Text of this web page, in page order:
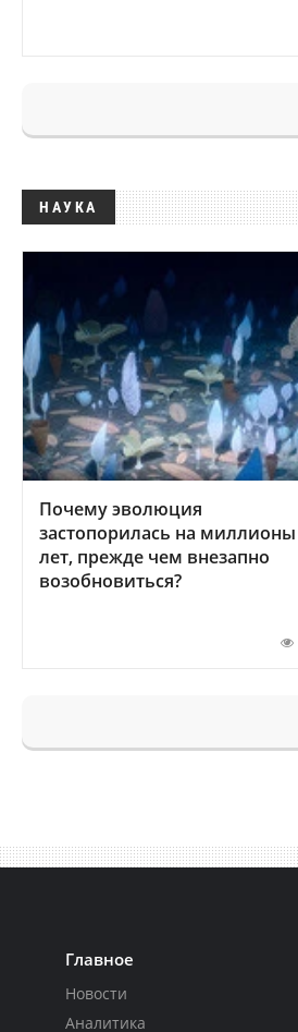
НАУКА
Почему эволюция
застопорилась на миллионы
лет, прежде чем внезапно
возобновиться?
Главное
Новости
Аналитика